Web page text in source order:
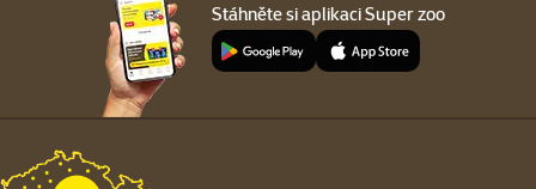
Stáhněte si aplikaci Super zoo